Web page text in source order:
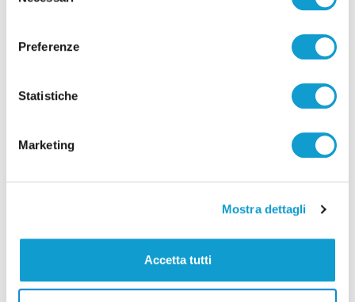
Preferenze
Statistiche
Marketing
Mostra dettagli
Accetta tutti
di Rossella Luciani